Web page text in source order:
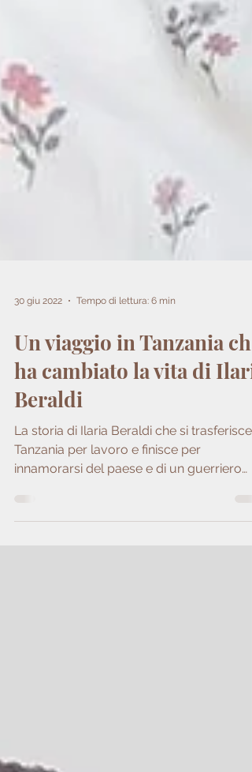
30 giu 2022 Tempo di lettura: 6 min
Un viaggio in Tanzania che
ha cambiato la vita di Ilaria
Beraldi
La storia di Ilaria Beraldi che si trasferisce
massai.